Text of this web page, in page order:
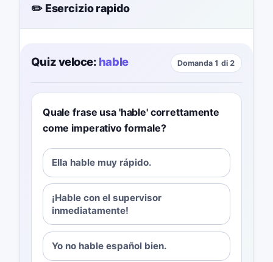
✏️ Esercizio rapido
Quiz veloce: hable Domanda 1 di 2
Quale frase usa 'hable' correttamente
come imperativo formale?
Ella hable muy rápido.
¡Hable con el supervisor
inmediatamente!
Yo no hable español bien.